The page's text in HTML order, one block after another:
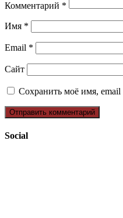
Комментарий *
Имя *
Email *
Сайт
Сохранить моё имя, email
Social